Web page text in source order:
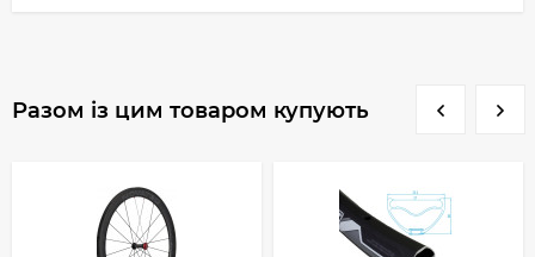
Разом із цим товаром купують